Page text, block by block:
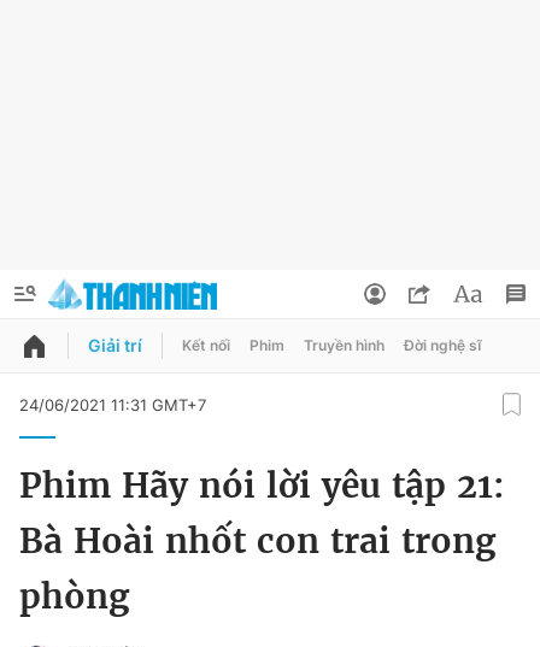
QUẢNG CÁO
Chuyên mục khác
Chào ngày mới
Đổi mật khẩu
Tin đã lưu
Tin đã xem
Giải trí Kết nối Phim Truyền hình Đời nghệ sĩ
24/06/2021 11:31 GMT+7
Phim Hãy nói lời yêu tập 21:
Bà Hoài nhốt con trai trong
phòng